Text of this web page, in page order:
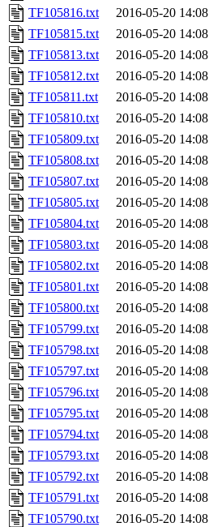
TF105816.txt
2016-05-20 14:08
TF105815.txt
2016-05-20 14:08
TF105813.txt
2016-05-20 14:08
TF105812.txt
2016-05-20 14:08
TF105811.txt
2016-05-20 14:08
TF105810.txt
2016-05-20 14:08
TF105809.txt
2016-05-20 14:08
TF105808.txt
2016-05-20 14:08
TF105807.txt
2016-05-20 14:08
TF105805.txt
2016-05-20 14:08
TF105804.txt
2016-05-20 14:08
TF105803.txt
2016-05-20 14:08
TF105802.txt
2016-05-20 14:08
TF105801.txt
2016-05-20 14:08
TF105800.txt
2016-05-20 14:08
TF105799.txt
2016-05-20 14:08
TF105798.txt
2016-05-20 14:08
TF105797.txt
2016-05-20 14:08
TF105796.txt
2016-05-20 14:08
TF105795.txt
2016-05-20 14:08
TF105794.txt
2016-05-20 14:08
TF105793.txt
2016-05-20 14:08
TF105792.txt
2016-05-20 14:08
TF105791.txt
2016-05-20 14:08
TF105790.txt
2016-05-20 14:08